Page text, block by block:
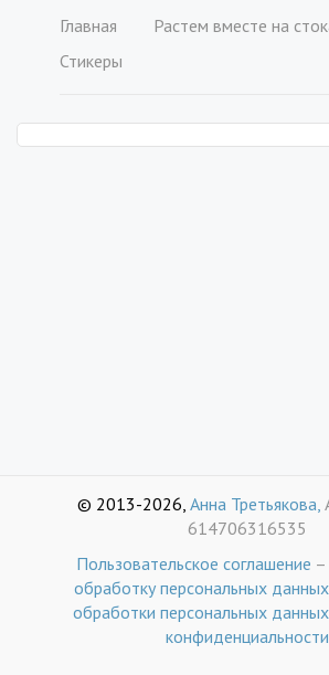
Главная
Растем вместе на
Стикеры
© 2013-2026, Анна Третьякова,
614706316535
Пользовательское соглашение –
обработку персональных данных
обработки персональных данных
конфиденциальности